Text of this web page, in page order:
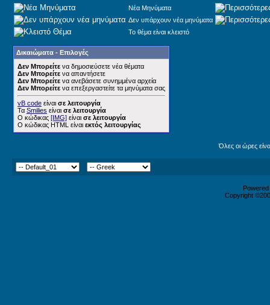
Νέα Μηνύματα
Δεν υπάρχουν νέα μηνύματα
Το θέμα είναι κλειστό
Δικαιώματα - Επιλογές
Δεν Μπορείτε να δημοσιεύσετε νέα θέματα
Δεν Μπορείτε να απαντήσετε
Δεν Μπορείτε να ανεβάσετε συνημμένα αρχεία
Δεν Μπορείτε να επεξεργαστείτε τα μηνύματα σας
vB code είναι σε λειτουργία
Τα Smilies είναι σε λειτουργία
Ο κώδικας [IMG] είναι σε λειτουργία
Ο κώδικας HTML είναι εκτός λειτουργίας
Όλες οι ώρες
Copyright